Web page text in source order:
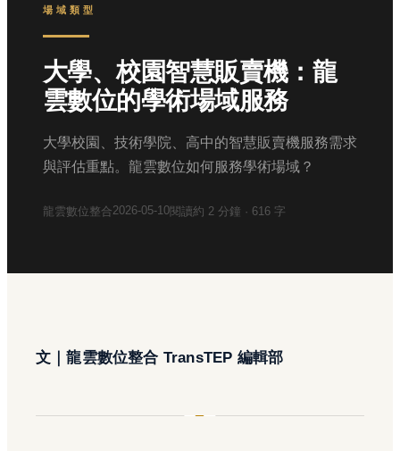
場域類型
大學、校園智慧販賣機：龍
雲數位的學術場域服務
大學校園、技術學院、高中的智慧販賣機服務需求
與評估重點。龍雲數位如何服務學術場域？
龍雲數位整合2026-05-10閱讀約 2 分鐘 · 616 字
文｜龍雲數位整合 TransTEP 編輯部